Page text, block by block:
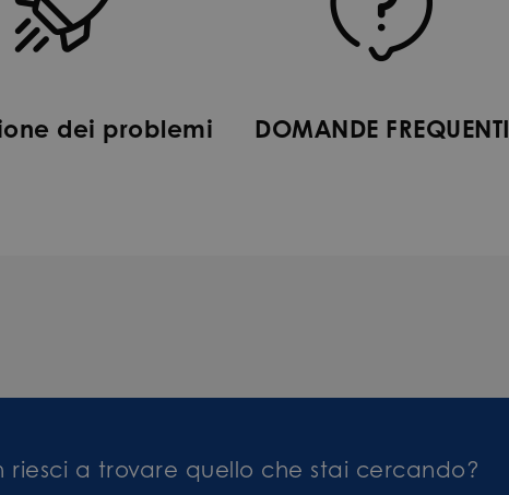
dei problemi DOMANDE FREQUENTI
riesci a trovare quello che stai cercando?